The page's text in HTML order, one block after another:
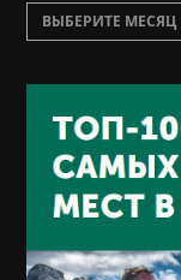
ВЫБЕРИТЕ МЕСЯЦ